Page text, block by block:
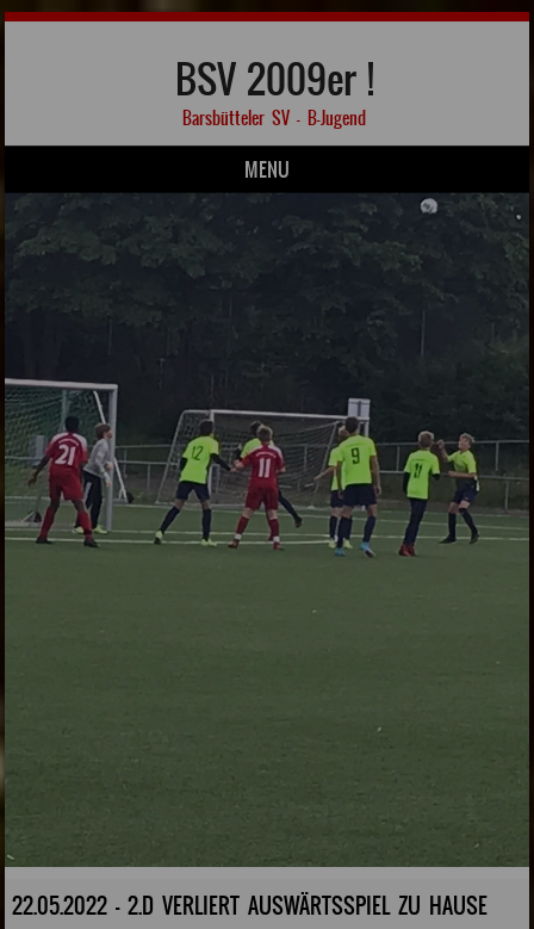
BSV 2009er !
Barsbütteler SV – B-Jugend
MENU
Skip to content
22.05.2022 - 2.D VERLIERT AUSWÄRTSSPIEL ZU HAUSE